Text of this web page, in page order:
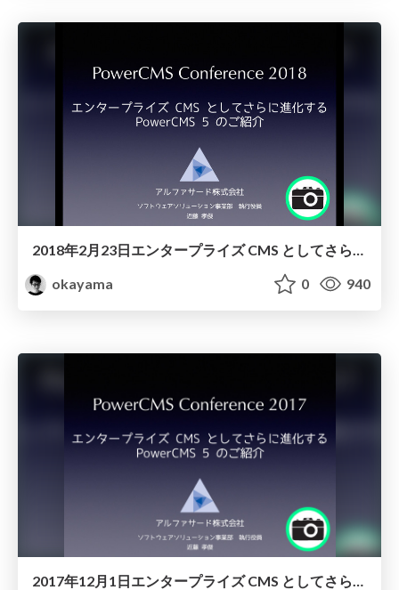
2018年2月23日エンタープライズ CMS としてさらに進化する PowerCMS 5 のご紹介/conference-powercms-2018
okayama
0 940
2017年12月1日エンタープライズ CMS としてさらに進化する PowerCMS 5 のご紹介/conference-powercms-2017